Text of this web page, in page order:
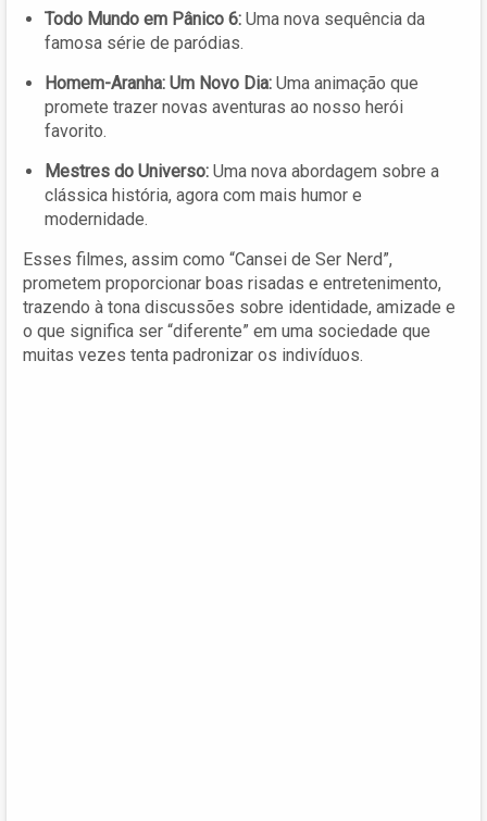
Todo Mundo em Pânico 6: Uma nova sequência da
famosa série de paródias.
Homem-Aranha: Um Novo Dia: Uma animação que
promete trazer novas aventuras ao nosso herói
favorito.
Mestres do Universo: Uma nova abordagem sobre a
clássica história, agora com mais humor e
modernidade.
Esses filmes, assim como “Cansei de Ser Nerd”,
prometem proporcionar boas risadas e entretenimento,
trazendo à tona discussões sobre identidade, amizade e
o que significa ser “diferente” em uma sociedade que
muitas vezes tenta padronizar os indivíduos.